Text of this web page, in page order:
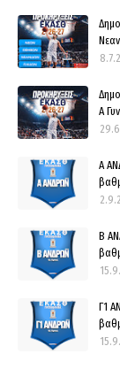
Α
Α
Β
Γ1